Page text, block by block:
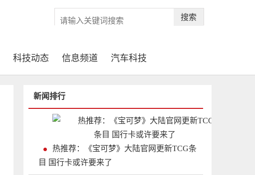
搜索
科技动态 信息频道 汽车科技
新闻排行
热推荐：《宝可梦》大陆官网更新TCG条
目 国行卡或许要来了